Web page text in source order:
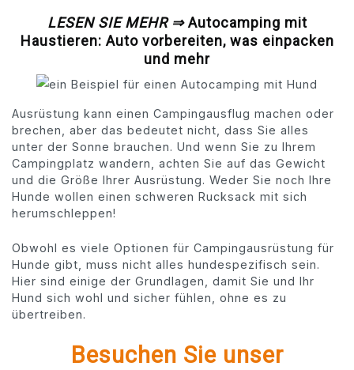
LESEN SIE MEHR ⇒Autocamping mit
Haustieren: Auto vorbereiten, was einpacken
und mehr
Ausrüstung kann einen Campingausflug machen oder
brechen, aber das bedeutet nicht, dass Sie alles
unter der Sonne brauchen. Und wenn Sie zu Ihrem
Campingplatz wandern, achten Sie auf das Gewicht
und die Größe Ihrer Ausrüstung. Weder Sie noch Ihre
Hunde wollen einen schweren Rucksack mit sich
herumschleppen!
Obwohl es viele Optionen für Campingausrüstung für
Hunde gibt, muss nicht alles hundespezifisch sein.
Hier sind einige der Grundlagen, damit Sie und Ihr
Hund sich wohl und sicher fühlen, ohne es zu
übertreiben.
Besuchen Sie unser